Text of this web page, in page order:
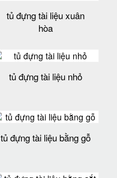
tủ đựng tài liệu xuân
hòa
tủ đựng tài liệu nhỏ
tủ đựng tài liệu bằng gỗ